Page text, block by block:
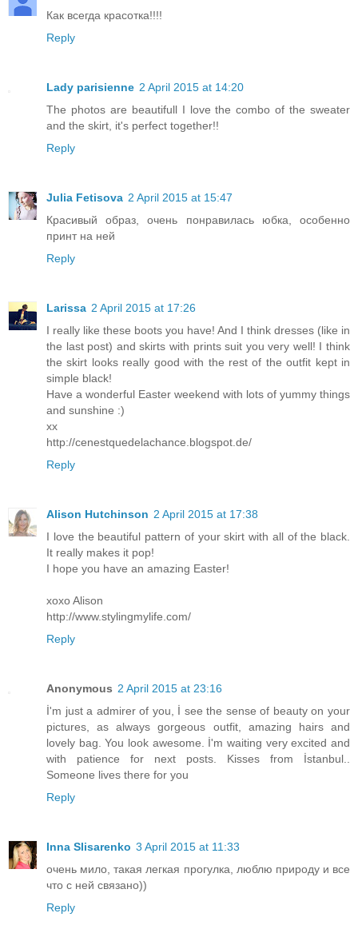
Как всегда красотка!!!!
Reply
Lady parisienne 2 April 2015 at 14:20
The photos are beautifull I love the combo of the sweater
and the skirt, it's perfect together!!
Reply
Julia Fetisova 2 April 2015 at 15:47
Красивый образ, очень понравилась юбка, особенно
принт на ней
Reply
Larissa 2 April 2015 at 17:26
I really like these boots you have! And I think dresses (like in
the last post) and skirts with prints suit you very well! I think
the skirt looks really good with the rest of the outfit kept in
simple black!
Have a wonderful Easter weekend with lots of yummy things
and sunshine :)
xx
http://cenestquedelachance.blogspot.de/
Reply
Alison Hutchinson 2 April 2015 at 17:38
I love the beautiful pattern of your skirt with all of the black.
It really makes it pop!
I hope you have an amazing Easter!
xoxo Alison
http://www.stylingmylife.com/
Reply
Anonymous 2 April 2015 at 23:16
İ'm just a admirer of you, İ see the sense of beauty on your
pictures, as always gorgeous outfit, amazing hairs and
lovely bag. You look awesome. İ'm waiting very excited and
with patience for next posts. Kisses from İstanbul..
Someone lives there for you
Reply
Inna Slisarenko 3 April 2015 at 11:33
очень мило, такая легкая прогулка, люблю природу и все
что с ней связано))
Reply